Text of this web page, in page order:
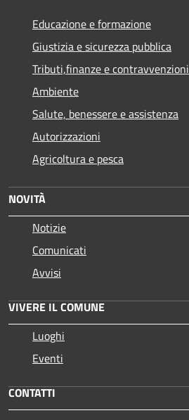
Educazione e formazione
Giustizia e sicurezza pubblica
Tributi,finanze e contravvenzioni
Ambiente
Salute, benessere e assistenza
Autorizzazioni
Agricoltura e pesca
NOVITÀ
Notizie
Comunicati
Avvisi
VIVERE IL COMUNE
Luoghi
Eventi
CONTATTI